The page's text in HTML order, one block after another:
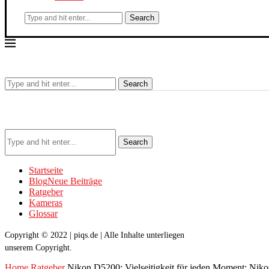
Search
Search
Search
Startseite
BlogNeue Beiträge
Ratgeber
Kameras
Glossar
Copyright © 2022 | piqs.de | Alle Inhalte unterliegen
unserem Copyright.